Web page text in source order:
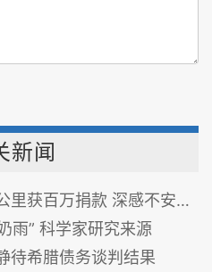
新闻
获百万捐款 深感不安搬家
雨” 科学家研究来源
待希腊债务谈判结果